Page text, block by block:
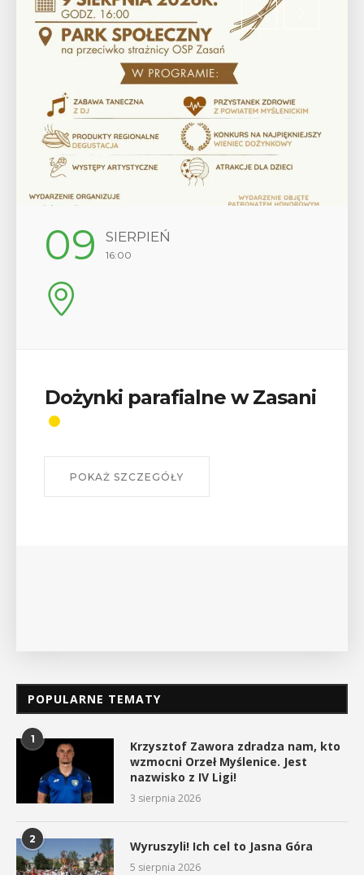
12 SIERPIEŃ
17:00
Wykład „Jak zdobyć
odznaki na myślenickich
W środę 12 sierpnia o godz. 17 w Miejskiej
POPULARNE TEMATY
1
Krzysztof Zawora zdradza nam, kto
wzmocni Orzeł Myślenice. Jest
nazwisko z IV Ligi!
3 sierpnia 2026
2 Wyruszyli! Ich cel to Jasna Góra
5 sierpnia 2026